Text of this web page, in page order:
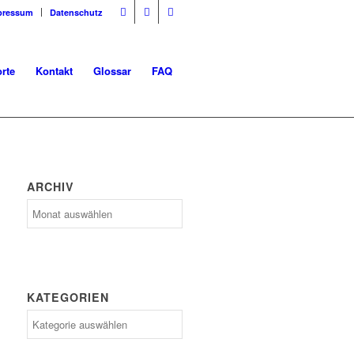
Datenschutz
Kontakt Glossar FAQ
ARCHIV
KATEGORIEN